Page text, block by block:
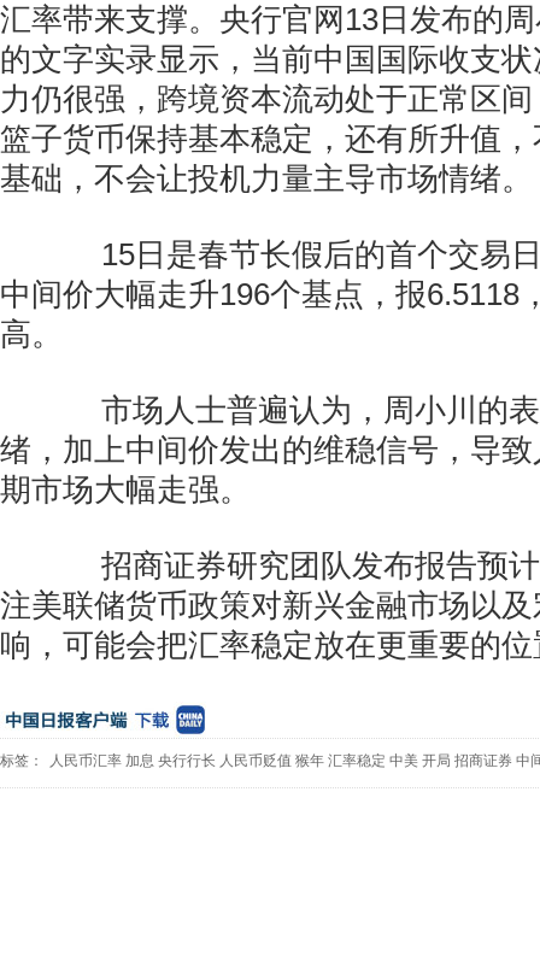
汇率带来支撑。央行官网13日发布的
的文字实录显示，当前中国国际收支
力仍很强，跨境资本流动处于正常区
篮子货币保持基本稳定，还有所升值
基础，不会让投机力量主导市场情绪。
15日是春节长假后的首个交易日
中间价大幅走升196个基点，报6.5118
高。
市场人士普遍认为，周小川的表
绪，加上中间价发出的维稳信号，导
期市场大幅走强。
招商证券研究团队发布报告预计
注美联储货币政策对新兴金融市场以
响，可能会把汇率稳定放在更重要的
标签： 人民币汇率 加息 央行行长 人民币贬值 猴年 汇率稳定 中美 开局 招商证券 中